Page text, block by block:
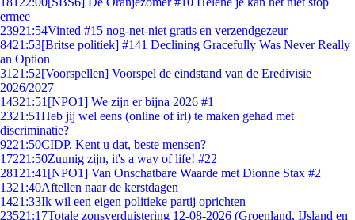
ermee
23921:54Vinted #15 nog-net-niet gratis en verzendgezeur
8421:53[Britse politiek] #141 Declining Gracefully Was Never Really
an Option
31 21:52[Voorspellen] Voorspel de eindstand van de Eredivisie
2026/2027
14321:51 [NPO1] We zijn er bijna 2026 #1
2321:51Heb jij wel eens (online of irl) te maken gehad met
discriminatie?
9221:50CIDP. Kent u dat, beste mensen?
17221:50Zuunig zijn, it's a way of life! #22
281 21:41 [NPO1] Van Onschatbare Waarde met Dionne Stax #2
1321:40Aftellen naar de kerstdagen
1421:33Ik wil een eigen politieke partij oprichten
23521:17Totale zonsverduistering 12-08-2026 (Groenland, IJsland en